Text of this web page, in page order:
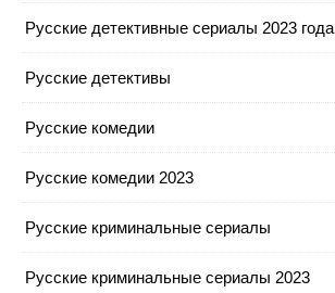
Русские детективные сериалы 2023 года
Русские детективы
Русские комедии
Русские комедии 2023
Русские криминальные сериалы
Русские криминальные сериалы 2023